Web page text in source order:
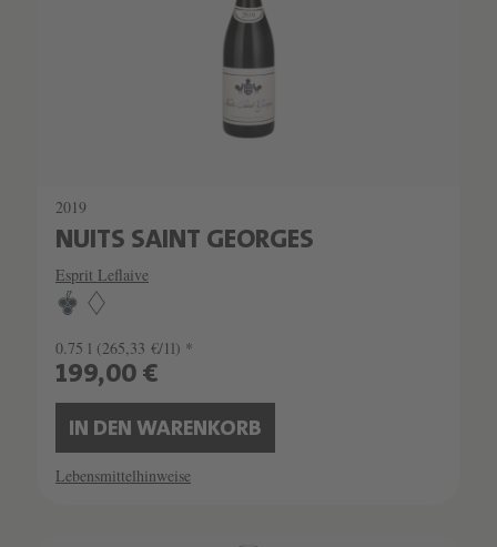
2019
NUITS SAINT GEORGES
Esprit Leflaive
0.75 l (265,33 €/1l) *
199,00 €
IN DEN WARENKORB
Lebensmittelhinweise